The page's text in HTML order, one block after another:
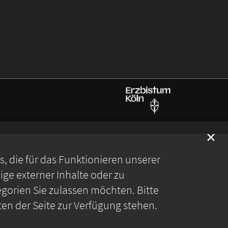
die für das Funktionieren unserer
externer Inhalte oder zu
Sie zulassen möchten. Bitte
der Seite zur Verfügung stehen.
✕